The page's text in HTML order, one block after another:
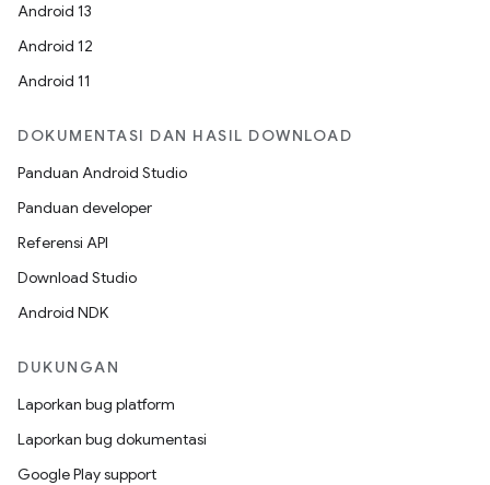
Android 13
Android 12
Android 11
DOKUMENTASI DAN HASIL DOWNLOAD
Panduan Android Studio
Panduan developer
Referensi API
Download Studio
Android NDK
DUKUNGAN
Laporkan bug platform
Laporkan bug dokumentasi
Google Play support